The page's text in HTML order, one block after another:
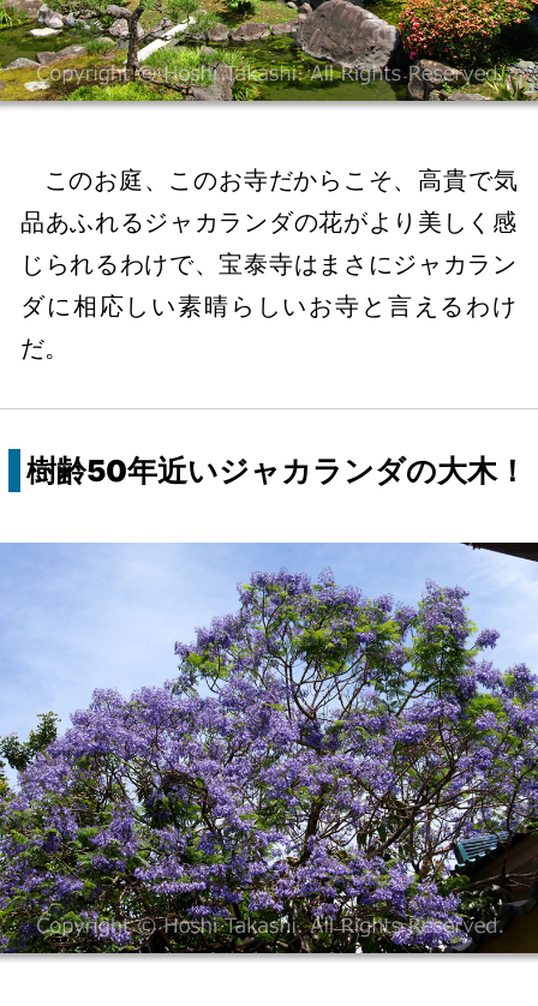
このお庭、このお寺だからこそ、高貴で気
品あふれるジャカランダの花がより美しく感
じられるわけで、宝泰寺はまさにジャカラン
ダに相応しい素晴らしいお寺と言えるわけ
だ。
樹齢50年近いジャカランダの大木！